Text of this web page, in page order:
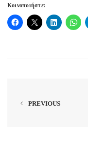
Κοινοποιήστε:
PREVIOUS